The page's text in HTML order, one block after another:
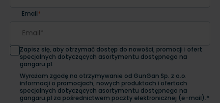
Email*
Zapisz się, aby otrzymać dostęp do nowości, promocji i ofert
specjalnych dotyczących asortymentu dostępnego na
gangaru.pl.
Wyrażam zgodę na otrzymywanie od GunGan Sp. z o.o.
informacji o promocjach, nowych produktach i ofertach
specjalnych dotyczących asortymentu dostępnego na
gangaru.pl za pośrednictwem poczty elektronicznej (e-mail).*